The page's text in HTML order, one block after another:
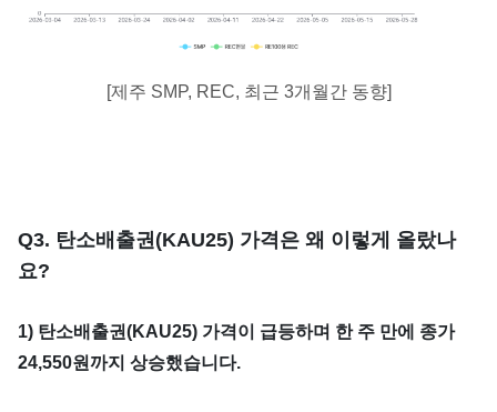
[제주 SMP, REC, 최근 3개월간 동향]
Q3. 탄소배출권(KAU25) 가격은 왜 이렇게 올랐나
요?
1) 탄소배출권(KAU25) 가격이 급등하며 한 주 만에 종가
24,550원까지 상승했습니다.